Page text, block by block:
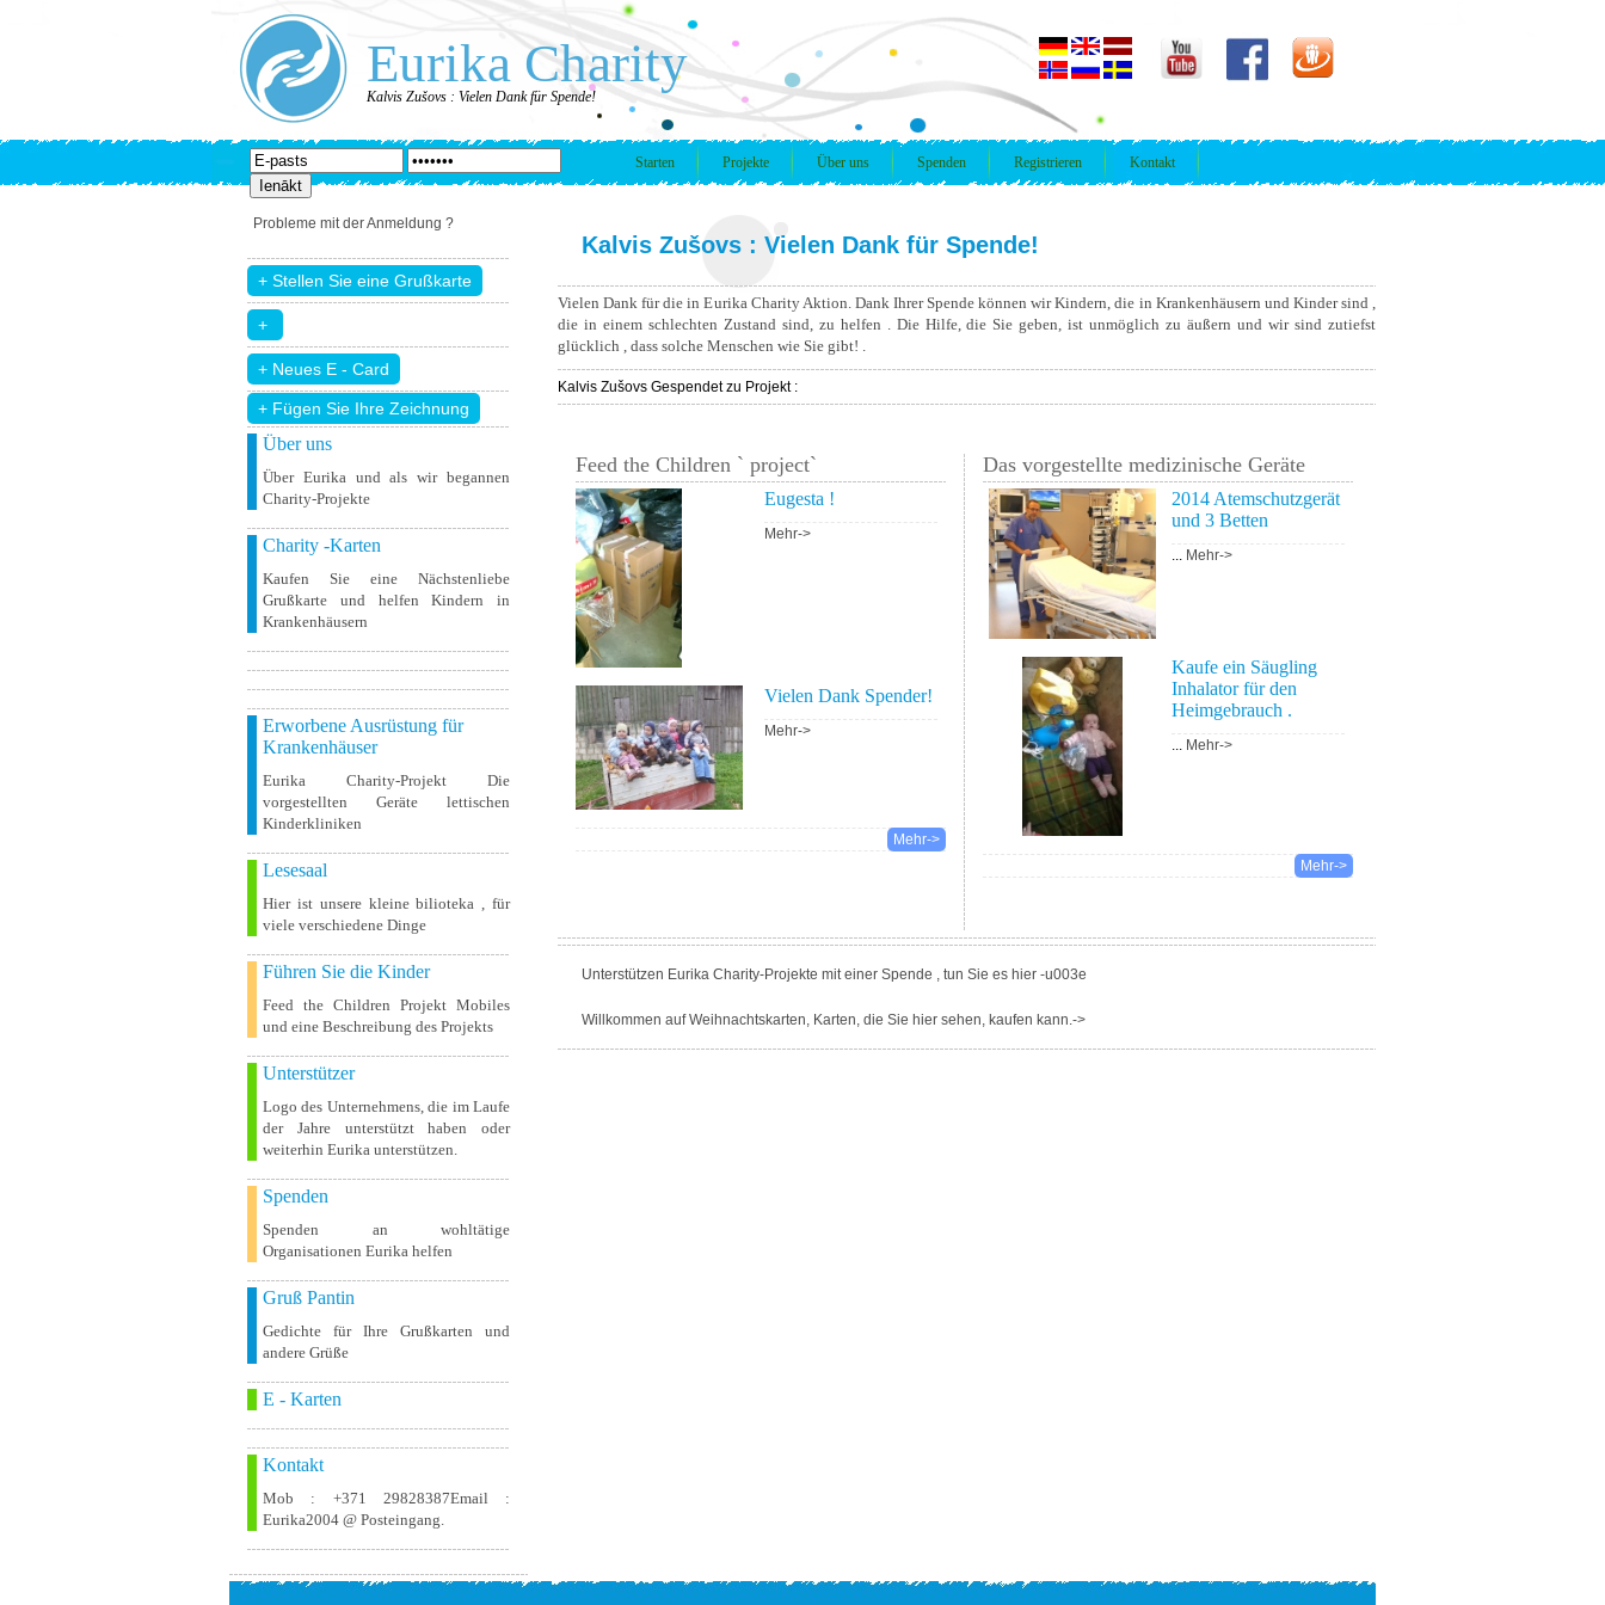
Eurika Charity
Kalvis Zušovs : Vielen Dank für Spende!
Starten Projekte Über uns Spenden Registrieren Kontakt
Probleme mit der Anmeldung ?
+ Fügen Sie Ihre Zeichnung
Über uns
Über Eurika und als wir begannen
Charity-Projekte
Charity -Karten
Kaufen Sie eine Nächstenliebe
Grußkarte und helfen Kindern in
Krankenhäusern
Erworbene Ausrüstung für
Krankenhäuser
Eurika Charity-Projekt Die
vorgestellten Geräte lettischen
Kinderkliniken
Lesesaal
Hier ist unsere kleine bilioteka , für
viele verschiedene Dinge
Führen Sie die Kinder
Feed the Children Projekt Mobiles
und eine Beschreibung des Projekts
Unterstützer
Logo des Unternehmens, die im Laufe
der Jahre unterstützt haben oder
weiterhin Eurika unterstützen.
Spenden
Spenden an wohltätige
Organisationen Eurika helfen
Gruß Pantin
Gedichte für Ihre Grußkarten und
andere Grüße
E - Karten
Kontakt
Mob : +371 29828387Email :
Eurika2004 @ Posteingang.
Kalvis Zušovs : Vielen Dank für Spende!
Vielen Dank für die in Eurika Charity Aktion. Dank Ihrer Spende können wir Kindern, die in Krankenhäusern und Kinder sind ,
die in einem schlechten Zustand sind, zu helfen . Die Hilfe, die Sie geben, ist unmöglich zu äußern und wir sind zutiefst
glücklich , dass solche Menschen wie Sie gibt! .
Kalvis Zušovs Gespendet zu Projekt :
Feed the Children ` project`
Eugesta !
Mehr->
Vielen Dank Spender!
Mehr->
Mehr->
Das vorgestellte medizinische Geräte
2014 Atemschutzgerät
und 3 Betten
... Mehr->
Kaufe ein Säugling
Inhalator für den
Heimgebrauch .
Mehr->
Mehr->
Unterstützen Eurika Charity-Projekte mit einer Spende , tun Sie es hier -u003e
Willkommen auf Weihnachtskarten, Karten, die Sie hier sehen, kaufen kann.->